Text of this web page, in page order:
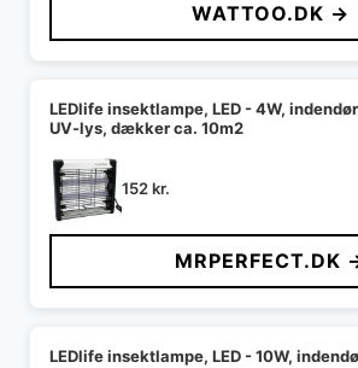
WATTOO.DK →
LEDlife insektlampe, LED - 4W,
UV-lys, dækker ca. 10m2
152kr.
MRPERFECT.DK
LEDlife insektlampe, LED - 10W,